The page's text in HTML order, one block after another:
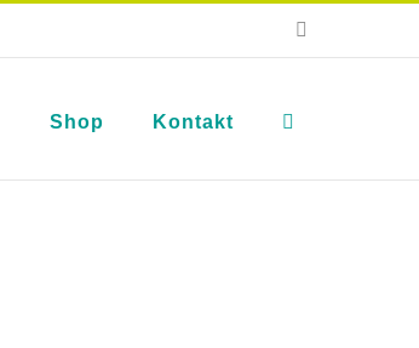
Shop Kontakt